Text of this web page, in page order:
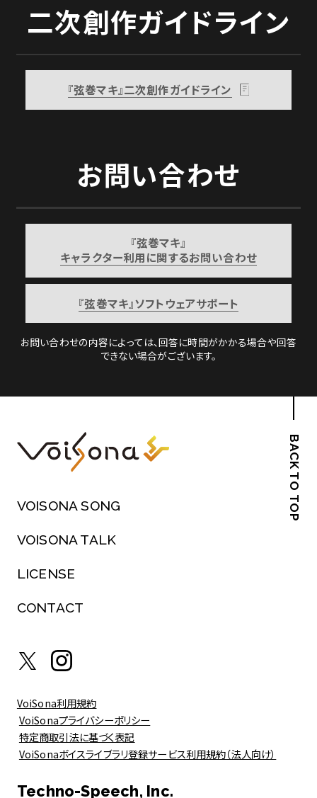
二次創作ガイドライン
『弦巻マキ』二次創作ガイドライン
お問い合わせ
『弦巻マキ』
キャラクター利用に関するお問い合わせ
『弦巻マキ』ソフトウェアサポート
お問い合わせの内容によっては、回答に時間がかかる場合や回答
できない場合がございます。
BACK TO TOP
VOISONA SONG
VOISONA TALK
LICENSE
CONTACT
VoiSona利用規約
VoiSonaプライバシーポリシー
特定商取引法に基づく表記
VoiSonaボイスライブラリ登録サービス利用規約（法人向け）
Techno-Speech, Inc.